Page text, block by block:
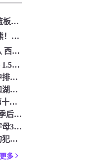
Epic️Jokic场均得到29.8分 12.8个篮板和10.2次助攻 平均三双很容易吗？
森林狼在本季度以52分击败了灰熊！一个部分中的21个中有18个！骑着摇头丸的战士第六 湖船不舒服
季后赛排名模式:5球队已得到确认 西方有一支悲惨的3-8队
太阳队连续8场失利 错过了季后赛 1.5亿巨人完全失败了
西方在混乱！勇士队在最终成绩中排名第七 湖人队晋级季后赛 火箭向快船送了礼物
官方力量清单：雷霆队击败骑士和湖人队排名第五
上周的球员：Antetokounmpo的第十个职业
雄鹿队连续排名前6位进入东方的季后赛 而老鹰队连续第四年在季后赛中踢球
湖人队没有锁定赢得47场胜利！字母36+15+10 波特24+12+8 42胜利以锁定季后赛
疯狂的三个前四名战斗：弗拉格的犯规 杜克·布莱克在33秒的惊喜中出现了
更多